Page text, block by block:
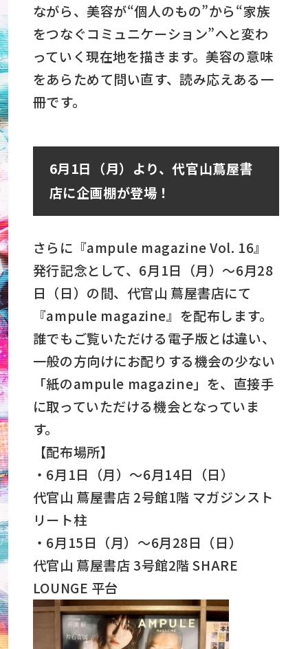
ながら、美容が“個人のもの”から“家族
をつなぐコミュニケーション”へと変わ
っていく現在地を描きます。美容の意味
をあらためて問い直す、読み応えある一
冊です。
6月1日（月）より、代官山蔦屋書
店に企画棚が登場！
さらに『ampule magazine Vol. 16』
発行記念として、6月1日（月）～6月28
日（日）の間、代官山 蔦屋書店にて
『ampule magazine』を配布します。
誰でもご覧いただける電子版とは違い、
一般の方向けにお配りする機会の少ない
「紙のampule magazine」を、直接手
に取っていただける機会となっていま
す。
【配布場所】
・6月1日（月）～6月14日（日）
代官山 蔦屋書店 2号館1階 マガジンスト
リート柱
・6月15日（月）～6月28日（日）
代官山 蔦屋書店 3号館2階 SHARE
LOUNGE 平台